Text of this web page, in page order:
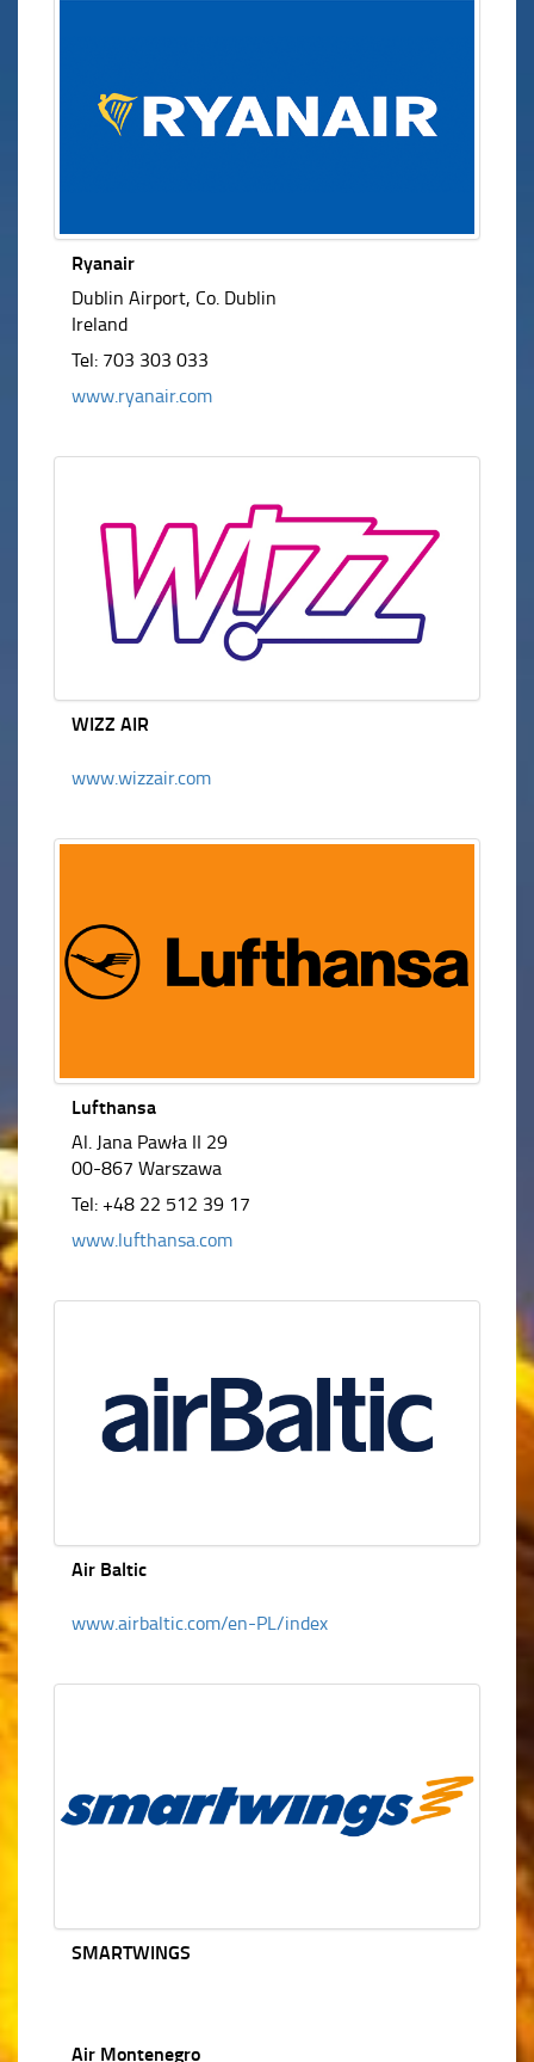
Ryanair
Dublin Airport, Co. Dublin
Ireland
Tel: 703 303 033
www.ryanair.com
WIZZ AIR
www.wizzair.com
Lufthansa
Al. Jana Pawła II 29
00-867 Warszawa
Tel: +48 22 512 39 17
www.lufthansa.com
Air Baltic
www.airbaltic.com/en-PL/index
SMARTWINGS
Air Montenegro